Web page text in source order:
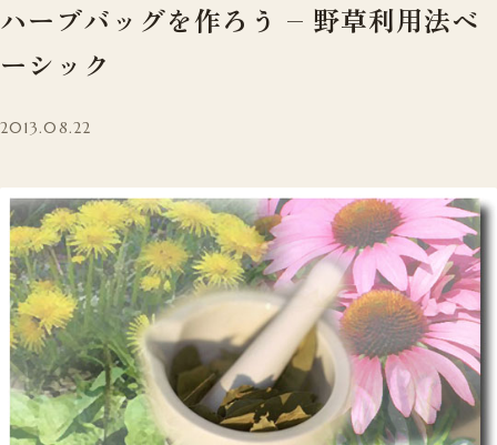
ハーブバッグを作ろう – 野草利用法ベ
ーシック
2013.08.22